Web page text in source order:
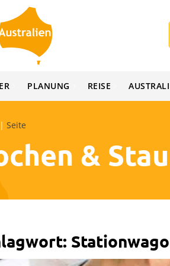
PLANUNG REISE
| Seite
&